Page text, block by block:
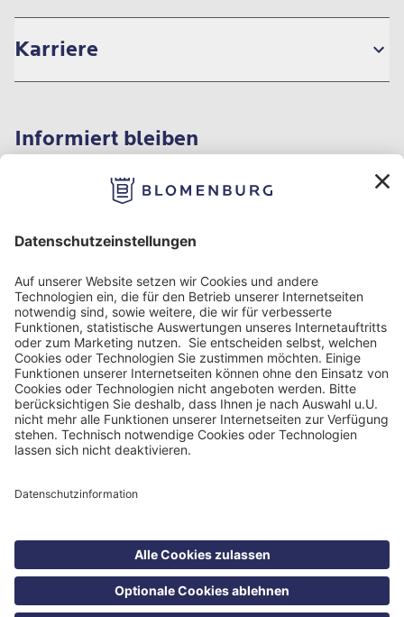
Karriere
Informiert bleiben
Impressum
Datenschutzinformation
Nutzungsbedingungen
Barrierefreiheit
©Blomenburg Holding GmbH 2026